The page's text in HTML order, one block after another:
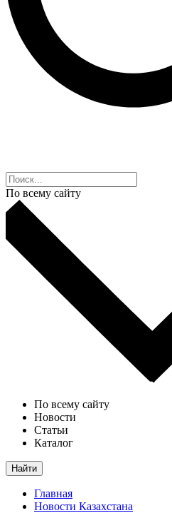
По всему сайту
По всему сайту
Новости
Статьи
Каталог
Найти
Главная
Новости Казахстана